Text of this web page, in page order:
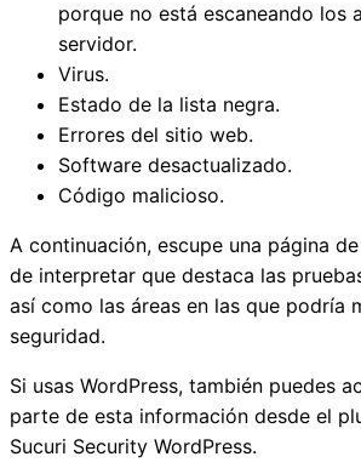
porque no está escaneando los
servidor.
Virus.
Estado de la lista negra.
Errores del sitio web.
Software desactualizado.
Código malicioso.
A continuación, escupe una página
de interpretar que destaca las
así como las áreas en las que podría
seguridad.
Si usas WordPress, también puedes
parte de esta información desde el
Sucuri Security WordPress.